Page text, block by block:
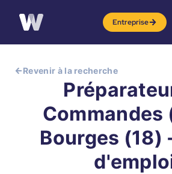
Entreprise
Revenir à la recherche
Commandes
Bourges (18)